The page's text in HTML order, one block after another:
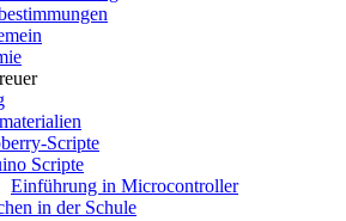
Scripte
Scripte
Einführung in Microcontroller
in der Schule